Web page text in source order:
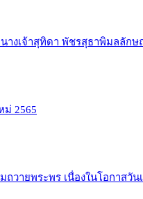
างเจ้าสุทิดา พัชรสุธาพิมลลัก
ม่ 2565
วายพระพร เนื่องในโอกาส